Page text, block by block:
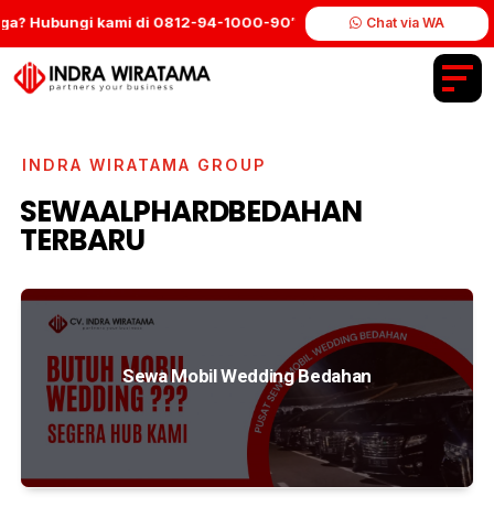
Hubungi kami di 0812-94-1000-90″PT Indra Wiratama Group.
Chat via WA
INDRA WIRATAMA GROUP
SEWAALPHARDBEDAHAN
TERBARU
Sewa Mobil Wedding Bedahan